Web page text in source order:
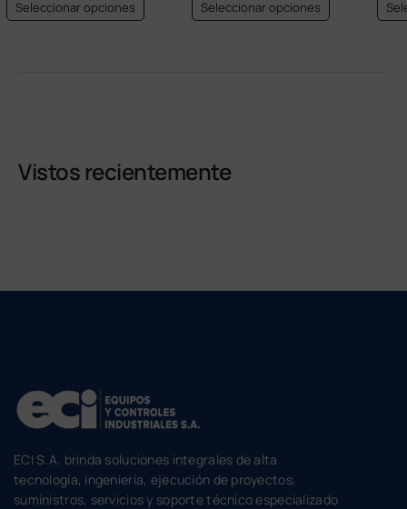
Seleccionar opciones Seleccionar opciones
Vistos recientemente
ECI S.A. brinda soluciones integrales de alta
tecnología, ingeniería, ejecución de proyectos,
suministros, servicios y soporte técnico especializado